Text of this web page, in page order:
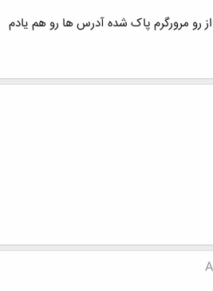
مرورگرم پاک شده آدرس ها رو هم یادم